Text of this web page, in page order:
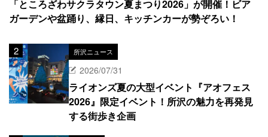
「ところざわサクラタウン夏まつり2026」が開催！ビア
ガーデンや盆踊り、縁日、キッチンカーが勢ぞろい！
所沢ニュース
2026/07/31
ライオンズ夏の大型イベント『アオフェス
2026』限定イベント！所沢の魅力を再発見
する街歩き企画